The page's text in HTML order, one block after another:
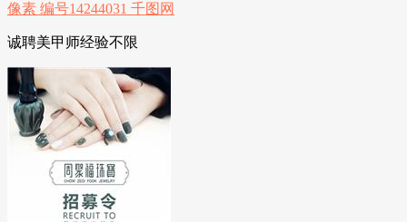
诚聘美甲师经验不限